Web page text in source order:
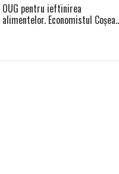
OUG pentru ieftinirea
alimentelor. Economistul Coșea